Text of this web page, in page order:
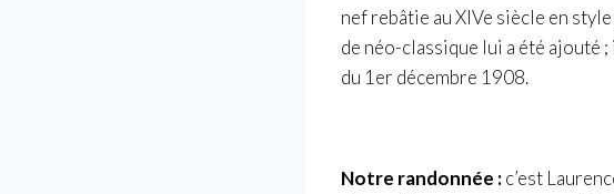
nef rebâtie auXIVe siècle en
de néo-classique lui a été ajouté
du 1er décembre 1908.
Notre randonnée :c’est